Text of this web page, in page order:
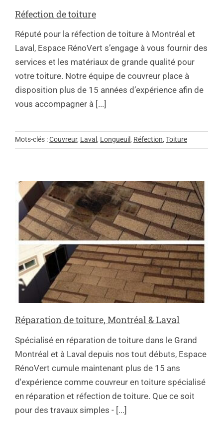
Réfection de toiture
Réputé pour la réfection de toiture à Montréal et
Laval, Espace RénoVert s’engage à vous fournir des
services et les matériaux de grande qualité pour
votre toiture. Notre équipe de couvreur place à
disposition plus de 15 années d’expérience afin de
vous accompagner à [...]
Mots-clés :Couvreur, Laval , Longueuil, Réfection, Toiture
Réparation de toiture, Montréal & Laval
Spécialisé en réparation de toiture dans le Grand
Montréal et à Laval depuis nos tout débuts, Espace
RénoVert cumule maintenant plus de 15 ans
d'expérience comme couvreur en toiture spécialisé
en réparation et réfection de toiture. Que ce soit
pour des travaux simples - [...]